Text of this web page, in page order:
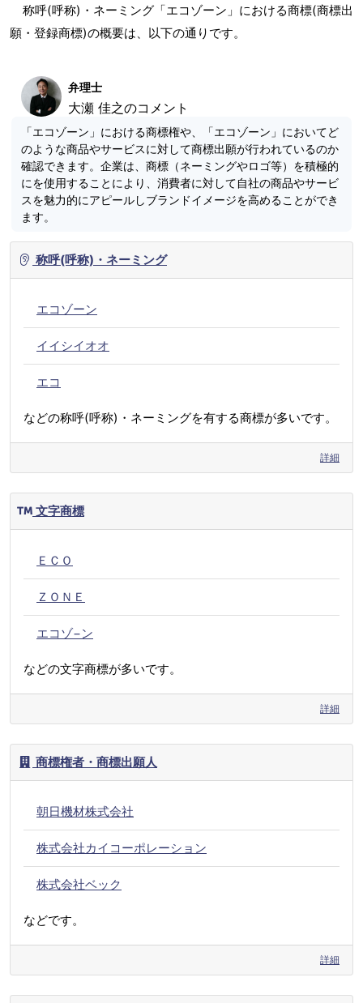
称呼(呼称)・ネーミング「エコゾーン」における商標(商標出
願・登録商標)の概要は、以下の通りです。
弁理士
大瀬 佳之のコメント
「エコゾーン」における商標権や、「エコゾーン」においてど
のような商品やサービスに対して商標出願が行われているのか
確認できます。企業は、商標（ネーミングやロゴ等）を積極的
にを使用することにより、消費者に対して自社の商品やサービ
スを魅力的にアピールしブランドイメージを高めることができ
ます。
称呼(呼称)・ネーミング
エコゾーン
イイシイオオ
エコ
などの称呼(呼称)・ネーミングを有する商標が多いです。
詳細
文字商標
ＥＣＯ
ＺＯＮＥ
エコゾ−ン
などの文字商標が多いです。
詳細
商標権者・商標出願人
朝日機材株式会社
株式会社カイコーポレーション
株式会社ベック
などです。
詳細